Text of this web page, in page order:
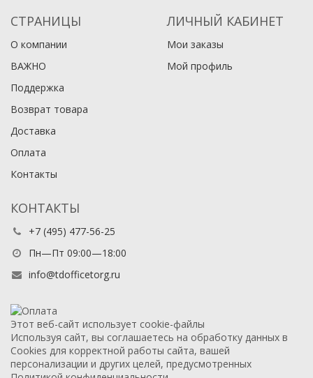
СТРАНИЦЫ
О компании
ВАЖНО
Поддержка
Возврат товара
Доставка
Оплата
Контакты
ЛИЧНЫЙ КАБИНЕТ
Мои заказы
Мой профиль
КОНТАКТЫ
+7 (495) 477-56-25
Пн—Пт 09:00—18:00
info@tdofficetorg.ru
Этот веб-сайт использует cookie-файлы
Используя сайт, вы соглашаетесь на обработку данных в
Cookies для корректной работы сайта, вашей
персонализации и других целей, предусмотренных